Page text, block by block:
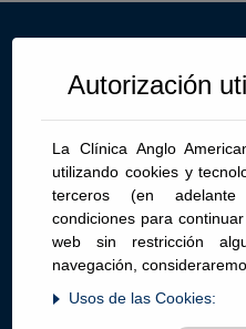
Alfredo Salazar
Lima
Central
Central
Edificio
Autorización
La Clínica Anglo
utilizando cookies y
terceros (en adelante
condiciones para
web sin restricción
navegación,
Usos de las Cookies: